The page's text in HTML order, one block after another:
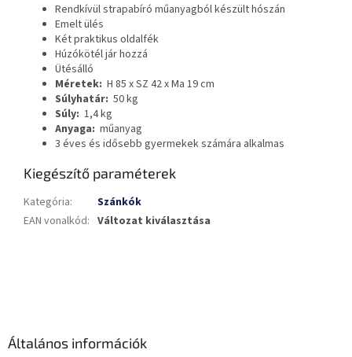
Rendkívül strapabíró műanyagból készült hószán
Emelt ülés
Két praktikus oldalfék
Húzókötél jár hozzá
Ütésálló
Méretek: H 85 x SZ 42 x Ma 19 cm
Súlyhatár: 50 kg
Súly: 1,4 kg
Anyaga: műanyag
3 éves és idősebb gyermekek számára alkalmas
Kiegészítő paraméterek
Kategória:
Szánkók
EAN vonalkód: Változat kiválasztása
Általános információk